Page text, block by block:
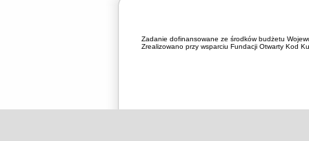
Zadanie dofinansowane ze środków budżetu
Zrealizowano przy wsparciu Fundacji Otwarty Kod